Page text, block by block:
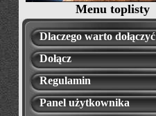
Menu toplisty
Dlaczego warto dołączyć
Dołącz
Regulamin
Panel użytkownika